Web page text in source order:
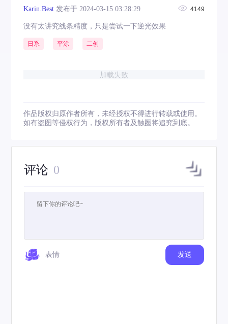
Karin.Best 发布于 2024-03-15 03:28:29 4149
没有太讲究线条精度，只是尝试一下逆光效果
日系 平涂 二创
加载失败
作品版权归原作者所有，未经授权不得进行转载或使用。
如有盗图等侵权行为，版权所有者及触圈将追究到底。
评论 0
表情 发送